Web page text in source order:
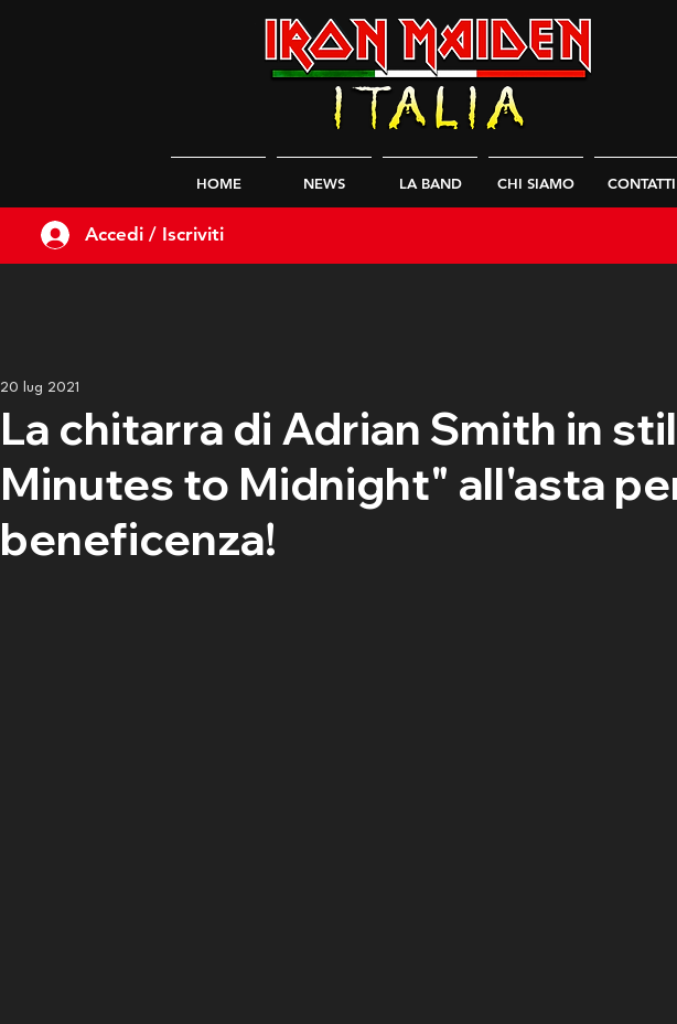
HOME NEWS LA BAND CHI SIAMO CONTATTI
Accedi / Iscriviti
La chitarra di Adrian Smith in
Minutes to Midnight" all'asta
beneficenza!
20 lug 2021